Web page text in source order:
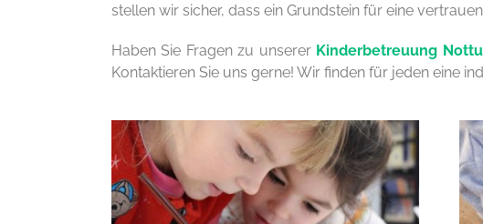
stellen wir sicher, dass ein Grundstein für eine
Haben Sie Fragen zu unserer Kinderbetreuung
Kontaktieren Sie uns gerne! Wir finden für jeden eine